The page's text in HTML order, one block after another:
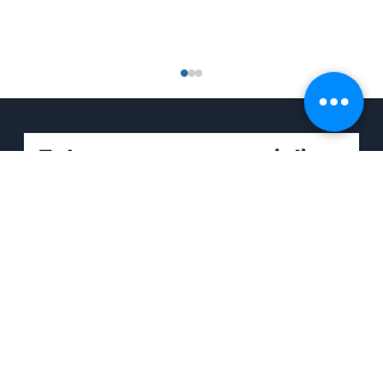
Fale com um especialista